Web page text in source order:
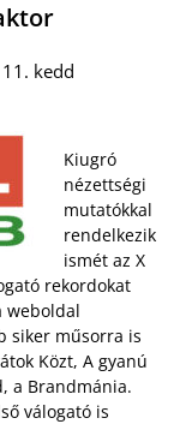
kedd
Kiugró
nézettségi
mutatókkal
rendelkezik
ismét az X
rekordokat
weboldal
siker műsorra is
Közt, A gyanú
a Brandmánia.
válogató is